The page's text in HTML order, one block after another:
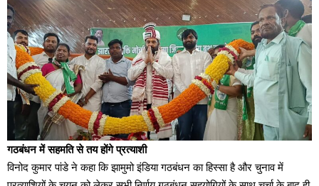
गठबंधन में सहमति से तय होंगे प्रत्याशी
विनोद कुमार पांडे ने कहा कि झामुमो इंडिया गठबंधन का हिस्सा है और चुनाव में